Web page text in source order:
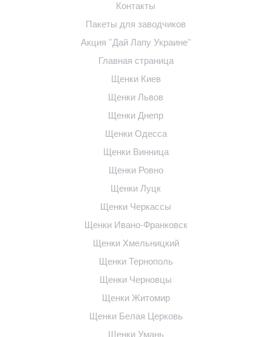
Контакты
Пакеты для заводчиков
Акция "Дай Лапу Украине"
Главная страница
Щенки Киев
Щенки Львов
Щенки Днепр
Щенки Одесса
Щенки Винница
Щенки Ровно
Щенки Луцк
Щенки Черкассы
Щенки Ивано-Франковск
Щенки Хмельницкий
Щенки Тернополь
Щенки Черновцы
Щенки Житомир
Щенки Белая Церковь
Щенки Умань